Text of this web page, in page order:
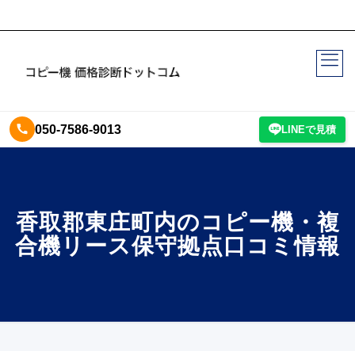
050-7586-9013 LINEで見積
香取郡東庄町内のコピー機・複
合機リース保守拠点口コミ情報